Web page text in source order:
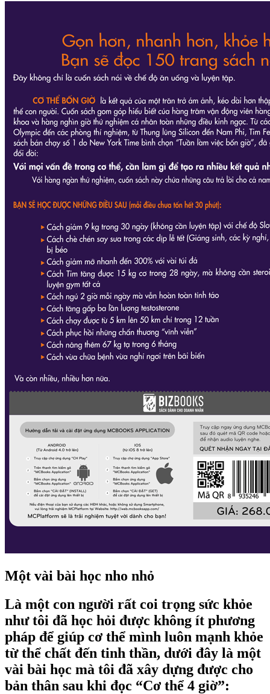
Một vài bài học nho nhỏ
Là một con người rất coi trọng sức khỏe
như tôi đã học hỏi được không ít phương
pháp để giúp cơ thể mình luôn mạnh khỏe
từ thể chất đến tinh thần, dưới đây là một
vài bài học mà tôi đã xây dựng được cho
bản thân sau khi đọc “Cơ thể 4 giờ”: